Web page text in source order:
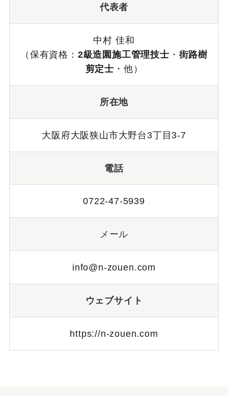
代表者
中村 佳和
（保有資格： 2級造園施工管理技士 ・ 街路樹
剪定士 ・他）
所在地
大阪府大阪狭山市大野台3丁目3-7
電話
0722-47-5939
メール
info@n-zouen.com
ウェブサイト
https://n-zouen.com